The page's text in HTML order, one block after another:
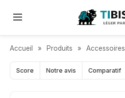
Accueil » Produits » Accessoires
Score Notre avis Comparatif
MULTIFONCTIONS